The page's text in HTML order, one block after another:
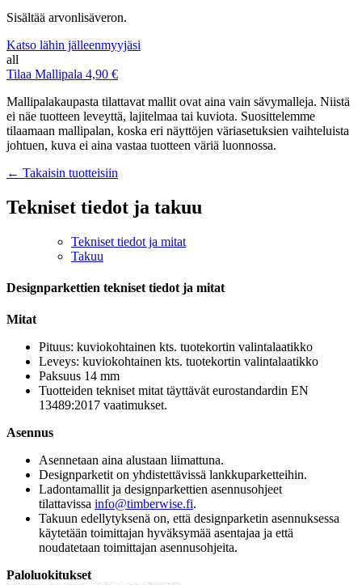
Sisältää arvonlisäveron.
Katso lähin jälleenmyyjäsi
all
Tilaa Mallipala 4,90 €
Mallipalakaupasta tilattavat mallit ovat aina vain sävymalleja. Niistä
ei näe tuotteen leveyttä, lajitelmaa tai kuviota. Suosittelemme
tilaamaan mallipalan, koska eri näyttöjen väriasetuksien vaihteluista
johtuen, kuva ei aina vastaa tuotteen väriä luonnossa.
← Takaisin tuotteisiin
Tekniset tiedot ja takuu
Tekniset tiedot ja mitat
Takuu
Designparkettien tekniset tiedot ja mitat
Mitat
Pituus: kuviokohtainen kts. tuotekortin valintalaatikko
Leveys: kuviokohtainen kts. tuotekortin valintalaatikko
Paksuus 14 mm
Tuotteiden tekniset mitat täyttävät eurostandardin EN
13489:2017 vaatimukset.
Asennus
Asennetaan aina alustaan liimattuna.
Designparketit on yhdistettävissä lankkuparketteihin.
Ladontamallit ja designparkettien asennusohjeet
tilattavissa info@timberwise.fi.
Takuun edellytyksenä on, että designparketin asennuksessa
käytetään toimittajan hyväksymää asentajaa ja että
noudatetaan toimittajan asennusohjeita.
Paloluokitukset